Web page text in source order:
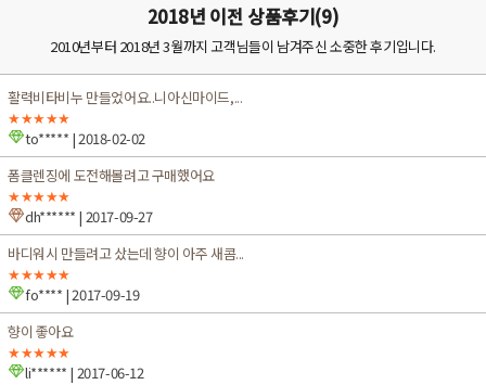
2018년 이전 상품후기(9)
2010년부터 2018년 3월까지 고객님들이 남겨주신 소중한 후기입니다.
활력비타비누 만들었어요..니아신마이드,...
★★★★★
to***** | 2018-02-02
폼클렌징에 도전해볼려고 구매했어요
★★★★★
dh****** | 2017-09-27
바디워시 만들려고 샀는데 향이 아주 새콤...
★★★★★
fo**** | 2017-09-19
향이 좋아요
★★★★★
li****** | 2017-06-12